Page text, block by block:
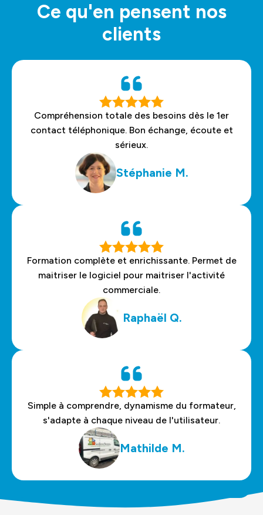
Ce qu'en pensent nos
clients
Compréhension totale des besoins dès le 1er
contact téléphonique. Bon échange, écoute et
sérieux.
Stéphanie M.
Formation complète et enrichissante. Permet de
maitriser le logiciel pour maitriser l'activité
commerciale.
Raphaël Q.
Simple à comprendre, dynamisme du formateur,
s'adapte à chaque niveau de l'utilisateur.
Mathilde M.